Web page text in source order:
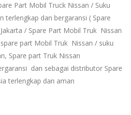
Part Mobil Truck Nissan / Suku
terlengkap dan bergaransi ( Spare
/ Spare Part Mobil Truk Nissan
part Mobil Truk Nissan / suku
Spare part Truk Nissan
dan sebagai distributor Spare
terlengkap dan aman